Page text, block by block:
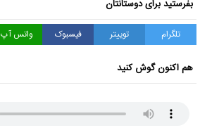
بفرستید برای دوستانتان
تلگرام توییتر فیسبوک واتس آپ
هم اکنون گوش کنید